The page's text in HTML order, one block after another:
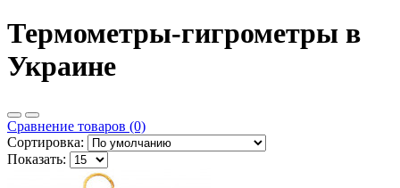
Термометры-гигрометры в
Украине
Сравнение товаров (0)
Сортировка:
Показать: